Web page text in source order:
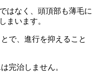
はなく、頭頂部も薄毛に
まいます。
で、進行を抑えること
完治しません。